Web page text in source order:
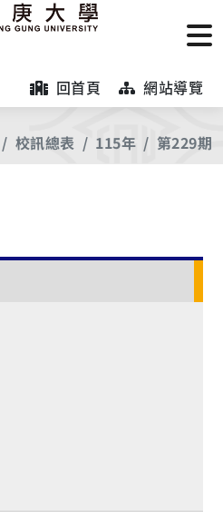
回首頁 網站導覽
校訊總表 115年 第229期